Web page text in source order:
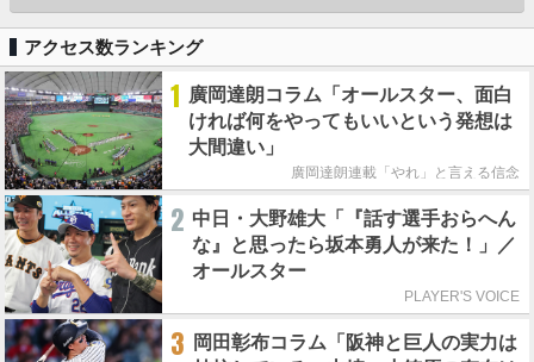
アクセス数ランキング
1 廣岡達朗コラム「オールスター、面白
ければ何をやってもいいという発想は
大間違い」
廣岡達朗連載「やれ」と言える信念
2 中日・大野雄大「『話す選手おらへん
な』と思ったら坂本勇人が来た！」／
オールスター
PLAYER'S VOICE
3
岡田彰布コラム「阪神と巨人の実力は